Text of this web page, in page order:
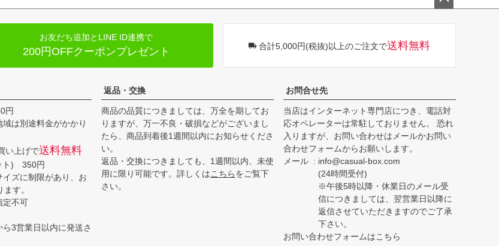
お友だち追加とLINE ID連携で
200円OFFクーポンプレゼント 合計5,000円(税抜)以上のご注文で送料無料
円
は別途料金がかかり
い上げで送料無料
ト) 350円
ズに制限があり、お
す。
定不可
3営業日以内に発送さ
返品・交換
商品の品質につきましては、万全を期してお
りますが、万一不良・破損などがございまし
たら、商品到着後1週間以内にお知らせくださ
い。
返品・交換につきましても、1週間以内、未使
用に限り可能です。詳しくはこちらをご覧下
さい。
お問合せ先
当店はインターネット専門店につき、電話対
応オペレーターは常駐しておりません。 恐れ
入りますが、お問い合わせはメールかお問い
合わせフォームからお願いします。
メール
info@casual-box.com
(24時間受付)
※午後5時以降・休業日のメール受
信につきましては、翌営業日以降に
返信させていただきますのでご了承
下さい。
お問い合わせフォームはこちら